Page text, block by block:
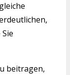
beitragen,